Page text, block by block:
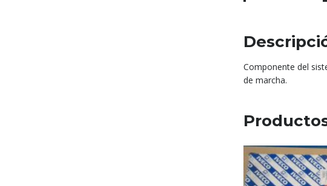
Componente del
de marcha.